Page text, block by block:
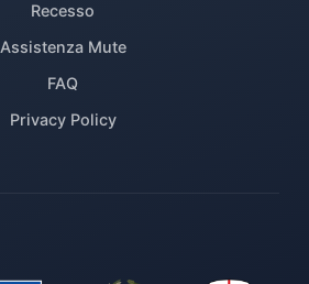
Recesso
Assistenza Mute
FAQ
Privacy Policy